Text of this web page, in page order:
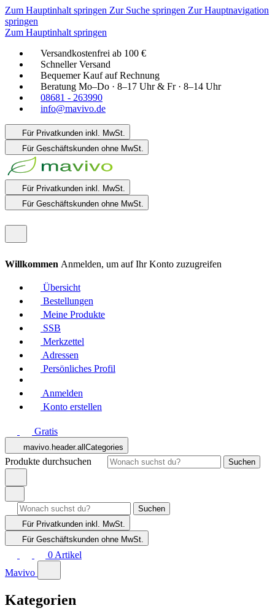
Zum Hauptinhalt springen Zur Suche springen Zur Hauptnavigation
springen
Zum Hauptinhalt springen
Versandkostenfrei ab 100 €
Schneller Versand
Bequemer Kauf auf Rechnung
Beratung Mo–Do · 8–17 Uhr & Fr · 8–14 Uhr
08681 - 263990
info@mavivo.de
Für Privatkunden inkl. MwSt.
Für Geschäftskunden ohne MwSt.
Für Privatkunden inkl. MwSt.
Für Geschäftskunden ohne MwSt.
Willkommen Anmelden, um auf Ihr Konto zuzugreifen
Übersicht
Bestellungen
Meine Produkte
SSB
Merkzettel
Adressen
Persönliches Profil
Anmelden
Konto erstellen
Gratis
mavivo.header.allCategories
Produkte durchsuchen Suchen
Suchen
Für Privatkunden inkl. MwSt.
Für Geschäftskunden ohne MwSt.
0 Artikel
Mavivo
Kategorien